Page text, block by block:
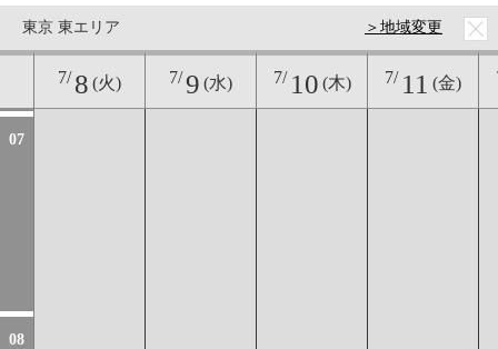
東京 東エリア ＞地域変更
7/ 8 (火) 7/9 (水) 7/ 10 (木) 7/ 11 (金)
07
08